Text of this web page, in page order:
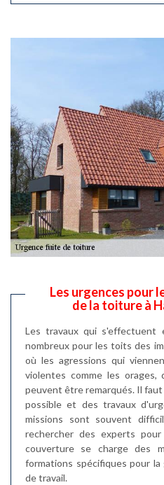
Les urgences pour
de la toiture à
Les travaux qui s'effectuent
nombreux pour les toits des
où les agressions qui
violentes comme les orages,
peuvent être remarqués. Il
possible et des travaux
missions sont souvent
rechercher des experts
couverture se charge des
formations spécifiques pour
de travail.